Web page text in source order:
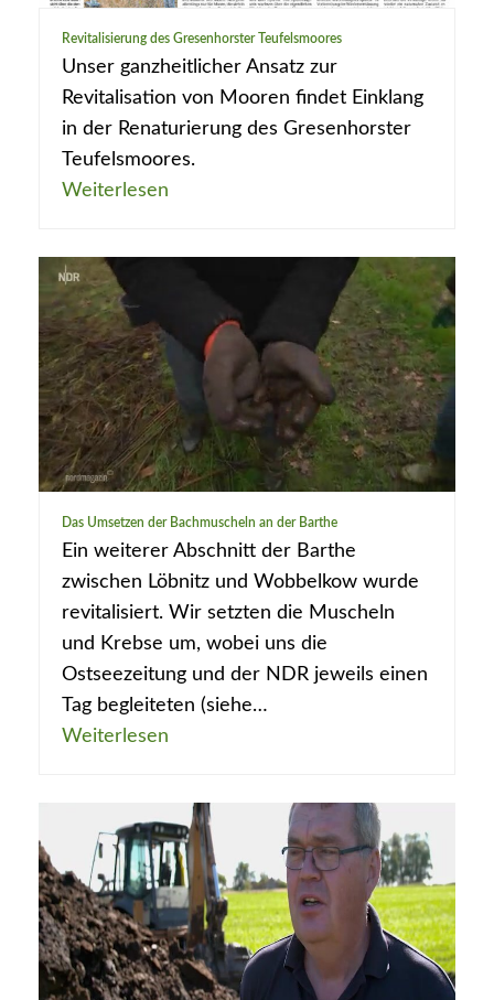
Revitalisierung des Gresenhorster Teufelsmoores
Unser ganzheitlicher Ansatz zur
Revitalisation von Mooren findet Einklang
in der Renaturierung des Gresenhorster
Teufelsmoores.
Weiterlesen
Das Umsetzen der Bachmuscheln an der Barthe
Ein weiterer Abschnitt der Barthe
zwischen Löbnitz und Wobbelkow wurde
revitalisiert. Wir setzten die Muscheln
und Krebse um, wobei uns die
Ostseezeitung und der NDR jeweils einen
Tag begleiteten (siehe…
Weiterlesen